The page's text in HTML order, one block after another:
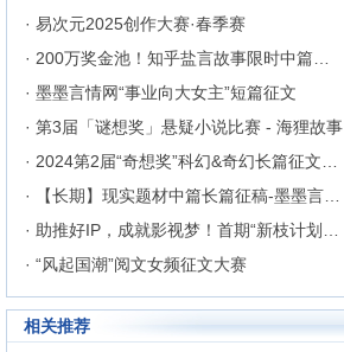
· 易次元2025创作大赛·春季赛
· 墨墨言情网“事业向大女主”短篇征文
· 第3届「谜想奖」悬疑小说比赛 - 海狸故事
· “风起国潮”阅文女频征文大赛
相关推荐